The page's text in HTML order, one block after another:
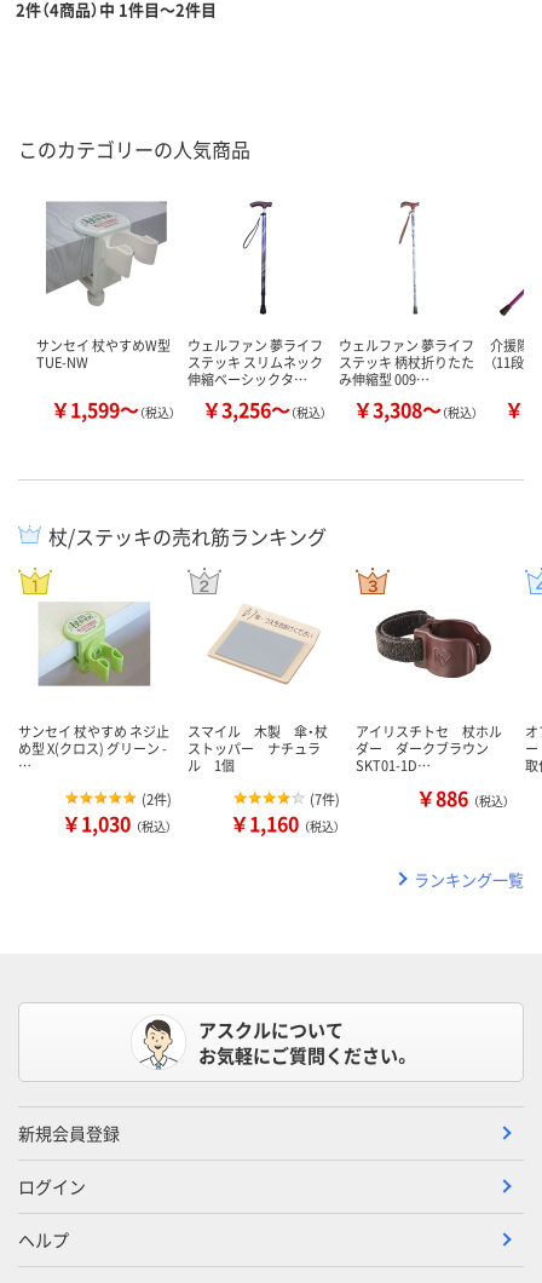
2件（4商品）中 1件目～2件目
このカテゴリーの人気商品
サンセイ 杖やすめW型
TUE-NW
￥1,599～（税込）
ウェルファン 夢ライフ
ステッキ スリムネック
伸縮ベーシックタ…
￥3,256～（税込）
ウェルファン 夢ライフ
ステッキ 柄杖折りたた
み伸縮型 009…
￥3,308～（税込）
介援隊
（11段
￥
杖/ステッキの売れ筋ランキング
サンセイ 杖やすめ ネジ止
め型 X(クロス) グリーン -
…
(2件)
￥1,030 （税込）
スマイル 木製 傘・杖
ストッパー ナチュラ
ル 1個
(7件)
￥1,160 （税込）
アイリスチトセ 杖ホル
ダー ダークブラウン
SKT01-1D…
￥886 （税込）
オ
ランキング一覧
アスクルについて
お気軽にご質問ください。
新規会員登録
ログイン
ヘルプ